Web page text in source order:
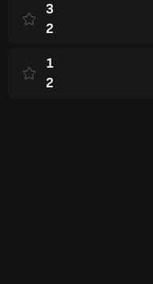
3
2
1
2